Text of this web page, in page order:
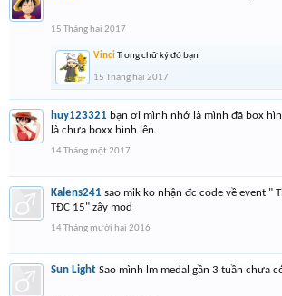
15 Tháng hai 2017
Vinci Trong chữ ký đó bạn
15 Tháng hai 2017
huy123321 bạn ơi mình nhớ là mình đã box
là chưa boxx hình lên
14 Tháng một 2017
Kalens241 sao mik ko nhận đc code về event "
TĐC 15" zậy mod
14 Tháng mười hai 2016
Sun Light Sao mình lm medal gần 3 tuần chưa